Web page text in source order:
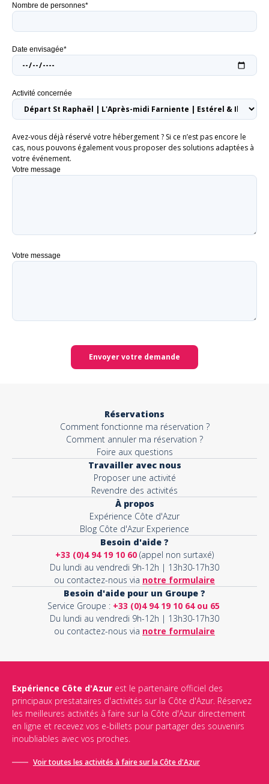
Nombre de personnes*
Date envisagée*
Activité concernée
Avez-vous déjà réservé votre hébergement ? Si ce n’est pas encore le
cas, nous pouvons également vous proposer des solutions adaptées à
votre événement.
Votre message
Votre message
Envoyer votre demande
Réservations
Comment fonctionne ma réservation ?
Comment annuler ma réservation ?
Foire aux questions
Travailler avec nous
Proposer une activité
Revendre des activités
À propos
Expérience Côte d'Azur
Blog Côte d'Azur Experience
Besoin d'aide ?
+33 (0)4 94 19 10 60 (appel non surtaxé)
Du lundi au vendredi 9h-12h | 13h30-17h30
ou contactez-nous via notre formulaire
Besoin d'aide pour un Groupe ?
Service Groupe : +33 (0)4 94 19 10 64 ou 65
Du lundi au vendredi 9h-12h | 13h30-17h30
ou contactez-nous via notre formulaire
Expérience Côte d'Azur est le partenaire officiel des
principaux prestataires d'activités sur la Côte d'Azur. Réservez
les meilleures activités à faire sur la Côte d'Azur directement
en ligne et recevez vos e-billets pour partager des souvenirs
inoubliables avec vos proches.
Voir toutes les activités à faire sur la Côte d'Azur